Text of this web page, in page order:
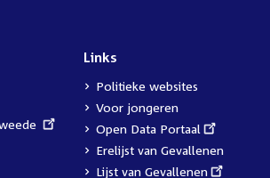
Links
Politieke websites
Voor jongeren
External
link:
Open Data Portaal
Erelijst van Gevallenen
External
Lijst van Gevallenen